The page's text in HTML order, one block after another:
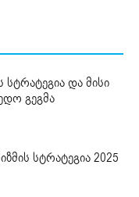
და მისი
გეგმა
სტრატეგია 2025